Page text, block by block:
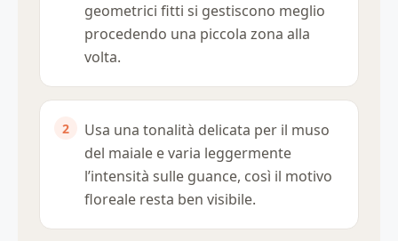
geometrici fitti si gestiscono meglio
procedendo una piccola zona alla
volta.
Usa una tonalità delicata per il muso
del maiale e varia leggermente
l’intensità sulle guance, così il motivo
floreale resta ben visibile.